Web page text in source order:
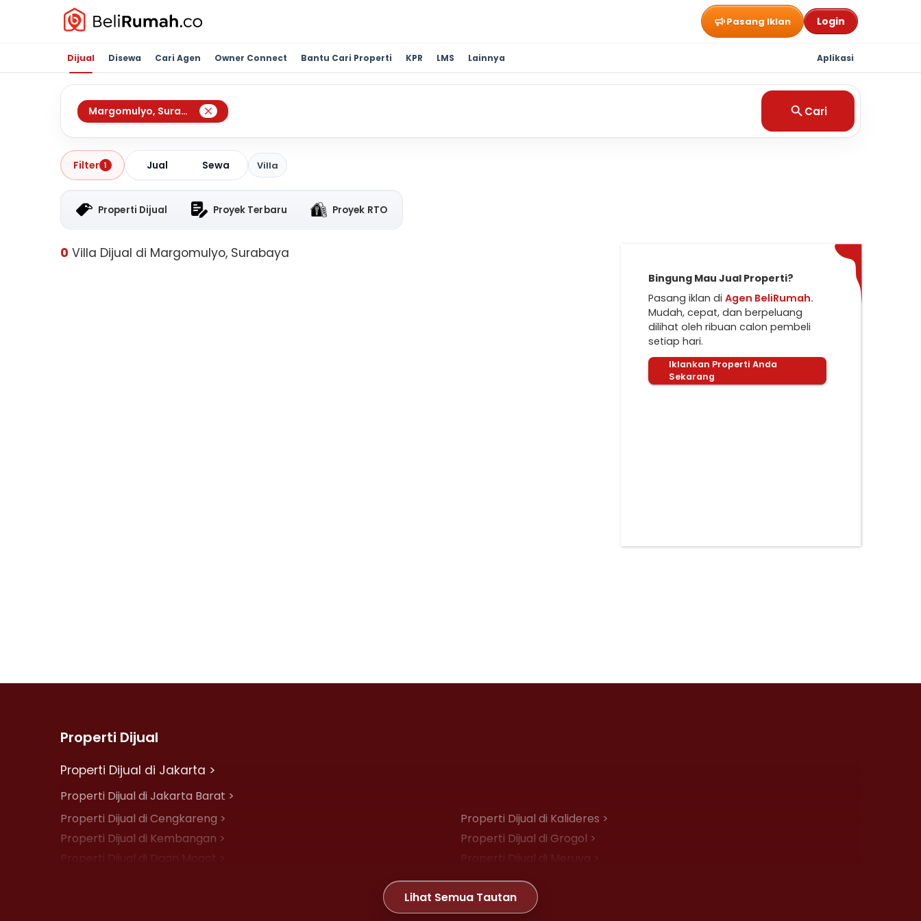
Pasang Iklan Login
Dijual Disewa Cari Agen Owner Connect Bantu Cari Properti KPR LMS Lainnya Aplikasi
Margomulyo, Surabaya Cari
Filter 1 Jual Sewa Villa
Properti Dijual Proyek Terbaru Proyek RTO
0 Villa Dijual di Margomulyo, Surabaya
Bingung Mau Jual Properti?
Pasang iklan di Agen BeliRumah.
Mudah, cepat, dan berpeluang
dilihat oleh ribuan calon pembeli
setiap hari.
Iklankan Properti Anda
Sekarang
Properti Dijual
Properti Dijual di Jakarta >
Properti Dijual di Jakarta Barat >
Properti Dijual di Cengkareng >
Properti Dijual di Kalideres >
Properti Dijual di Kembangan >
Properti Dijual di Grogol >
Properti Dijual di Daan Mogot >
Properti Dijual di Meruya >
Properti Dijual di Joglo >
Lihat Semua Tautan